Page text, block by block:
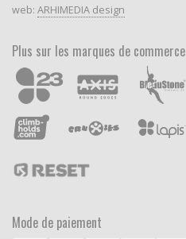
web: ARHIMEDIA design
Plus sur les marques de commerce
Mode de paiement